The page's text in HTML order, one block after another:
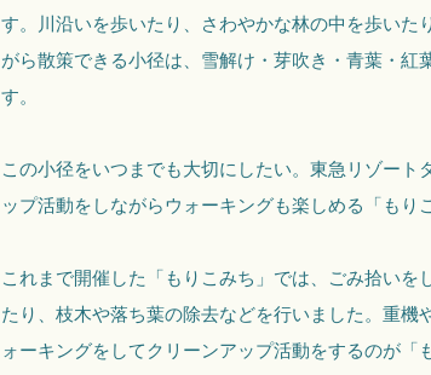
す。川沿いを歩いたり、さわやかな林の中を歩い
がら散策できる小径は、雪解け・芽吹き・青葉・
す。
この小径をいつまでも大切にしたい。東急リゾー
ップ活動をしながらウォーキングも楽しめる「もり
これまで開催した「もりこみち」では、ごみ拾い
たり、枝木や落ち葉の除去などを行いました。重
ォーキングをしてクリーンアップ活動をするのが